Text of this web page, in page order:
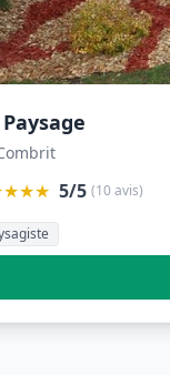
Paysage
5/5 (10 avis)